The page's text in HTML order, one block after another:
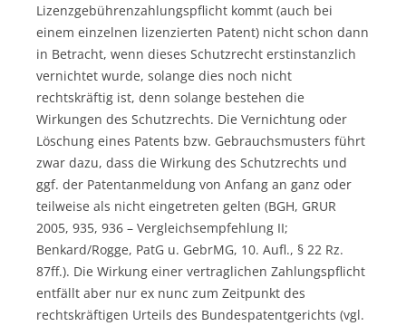
Lizenzgebührenzahlungspflicht kommt (auch bei
einem einzelnen lizenzierten Patent) nicht schon dann
in Betracht, wenn dieses Schutzrecht erstinstanzlich
vernichtet wurde, solange dies noch nicht
rechtskräftig ist, denn solange bestehen die
Wirkungen des Schutzrechts. Die Vernichtung oder
Löschung eines Patents bzw. Gebrauchsmusters führt
zwar dazu, dass die Wirkung des Schutzrechts und
ggf. der Patentanmeldung von Anfang an ganz oder
teilweise als nicht eingetreten gelten (BGH, GRUR
2005, 935, 936 – Vergleichsempfehlung II;
Benkard/Rogge, PatG u. GebrMG, 10. Aufl., § 22 Rz.
87ff.). Die Wirkung einer vertraglichen Zahlungspflicht
entfällt aber nur ex nunc zum Zeitpunkt des
rechtskräftigen Urteils des Bundespatentgerichts (vgl.